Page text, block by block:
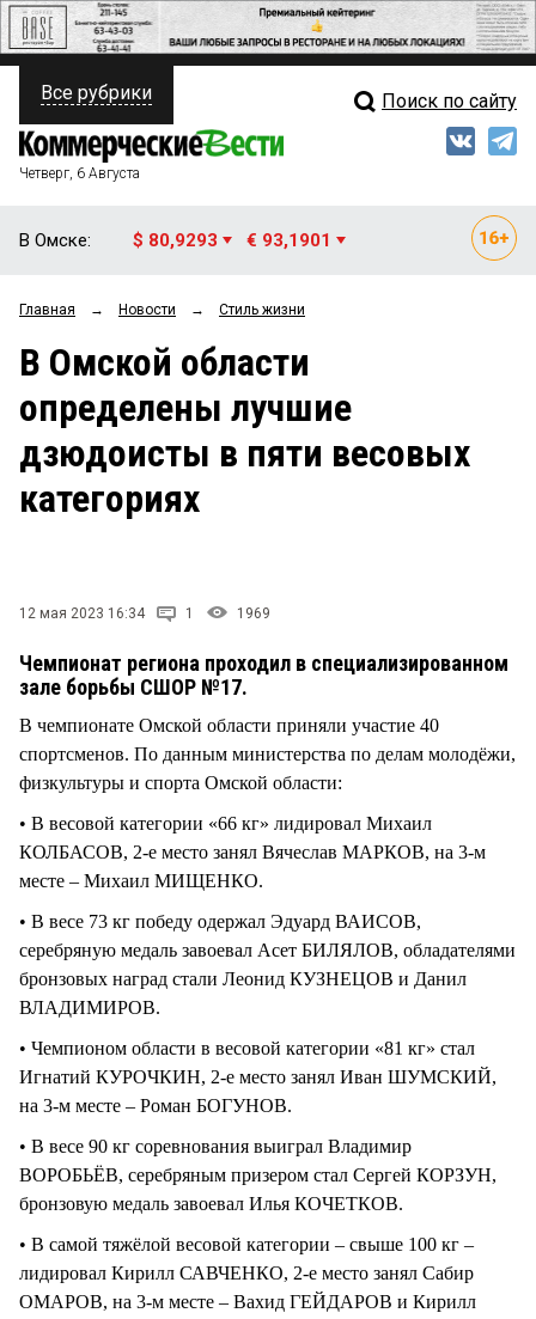
ПОЛИТИКА
ФИНАНСЫ
ОБЩЕСТВО
ЗАКОН
НОВОСТИ КОМПАНИЙ
Свежий выпуск
Блоги
Архив
Все рубрики Поиск по сайту
Четверг, 6 Августа
В Омске: $ 80,9293 € 93,1901
Главная → Новости → Стиль жизни
В Омской области
определены лучшие
дзюдоисты в пяти весовых
категориях
12 мая 2023 16:34 1 1969
Чемпионат региона проходил в специализированном
зале борьбы СШОР №17.
В чемпионате Омской области приняли участие 40
спортсменов. По данным министерства по делам молодёжи,
физкультуры и спорта Омской области:
• В весовой категории «66 кг» лидировал Михаил
КОЛБАСОВ, 2-е место занял Вячеслав МАРКОВ, на 3-м
месте – Михаил МИЩЕНКО.
• В весе 73 кг победу одержал Эдуард ВАИСОВ,
серебряную медаль завоевал Асет БИЛЯЛОВ, обладателями
бронзовых наград стали Леонид КУЗНЕЦОВ и Данил
ВЛАДИМИРОВ.
• Чемпионом области в весовой категории «81 кг» стал
Игнатий КУРОЧКИН, 2-е место занял Иван ШУМСКИЙ,
на 3-м месте – Роман БОГУНОВ.
• В весе 90 кг соревнования выиграл Владимир
ВОРОБЬЁВ, серебряным призером стал Сергей КОРЗУН,
бронзовую медаль завоевал Илья КОЧЕТКОВ.
• В самой тяжёлой весовой категории – свыше 100 кг –
лидировал Кирилл САВЧЕНКО, 2-е место занял Сабир
ОМАРОВ, на 3-м месте – Вахид ГЕЙДАРОВ и Кирилл